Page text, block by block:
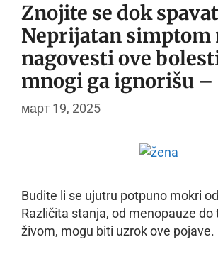
Znojite se dok
Neprijatan simptom
nagovesti ove
mnogi ga ignorišu –
март 19, 2025
Budite li se ujutru potpuno mokri
Različita stanja, od menopauze do
živom, mogu biti uzrok ove pojave.